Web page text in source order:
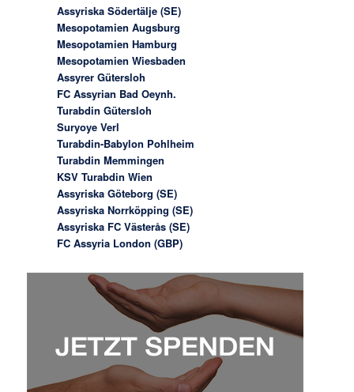
Assyriska Södertälje (SE)
Mesopotamien Augsburg
Mesopotamien Hamburg
Mesopotamien Wiesbaden
Assyrer Gütersloh
FC Assyrian Bad Oeynh.
Turabdin Gütersloh
Suryoye Verl
Turabdin-Babylon Pohlheim
Turabdin Memmingen
KSV Turabdin Wien
Assyriska Göteborg (SE)
Assyriska Norrköpping (SE)
Assyriska FC Västerås (SE)
FC Assyria London (GBP)